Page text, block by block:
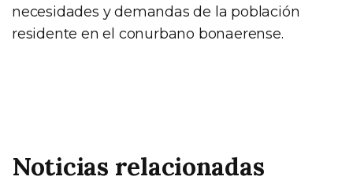
necesidades y demandas de la población
residente en el conurbano bonaerense.
Noticias relacionadas